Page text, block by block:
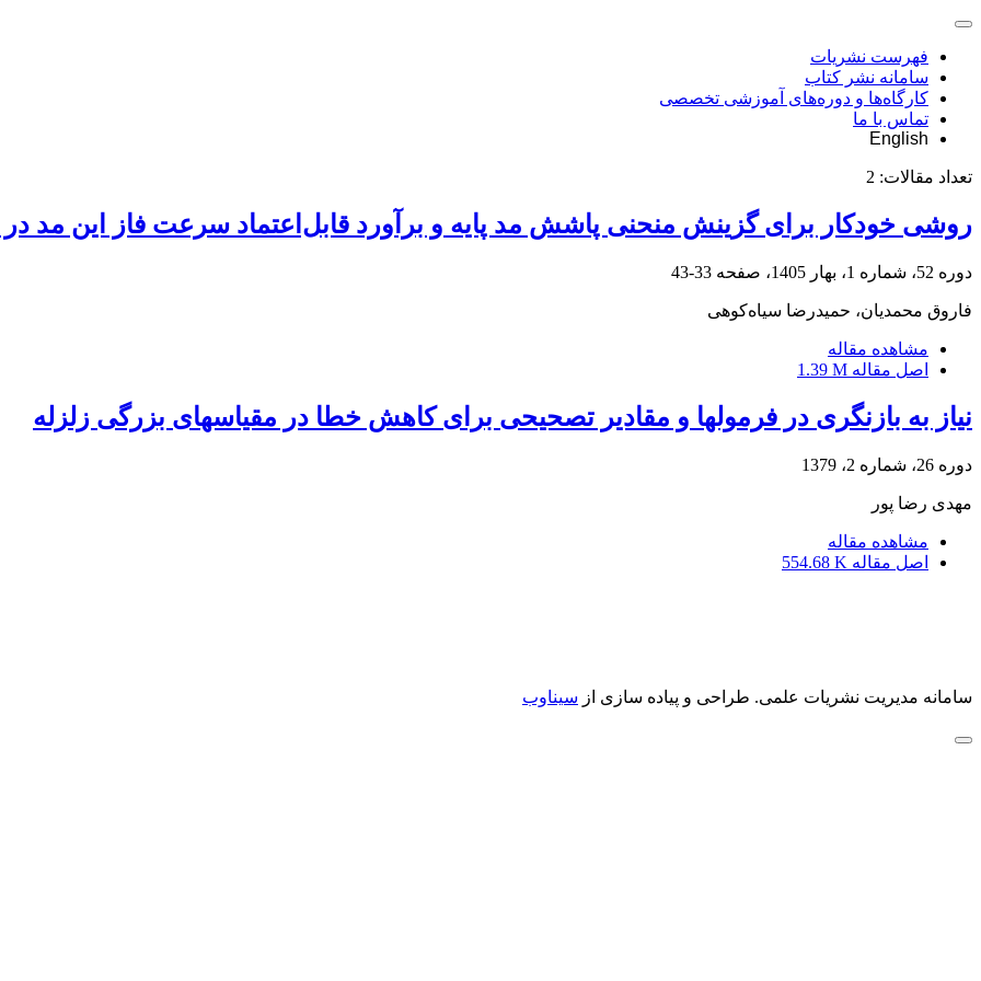
فهرست نشریات
سامانه نشر کتاب
کارگاه‌ها و دوره‌های آموزشی تخصصی
تماس با ما
English
تعداد مقالات: 2
روشی خودکار برای گزینش منحنی‌ پاشش مد پایه و برآورد قابل‌اعتماد سرعت فاز این مد
دوره 52، شماره 1، بهار 1405، صفحه 33-43
فاروق محمدیان، حمیدرضا سیاه‌کوهی
مشاهده مقاله
اصل مقاله 1.39 M
نیاز به بازنگری در فرمولها و مقادیر تصحیحی برای کاهش خطا در مقیاسهای بزرگی زلزله
دوره 26، شماره 2، 1379
مهدی رضا پور
مشاهده مقاله
اصل مقاله 554.68 K
سامانه مدیریت نشریات علمی. طراحی و پیاده سازی از سیناوب